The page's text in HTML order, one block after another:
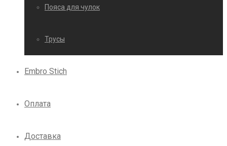
Пояса для чулок
Трусы
Embro Stich
Оплата
Доставка